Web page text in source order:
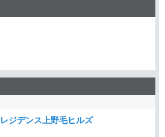
ジデンス上野毛ヒルズ